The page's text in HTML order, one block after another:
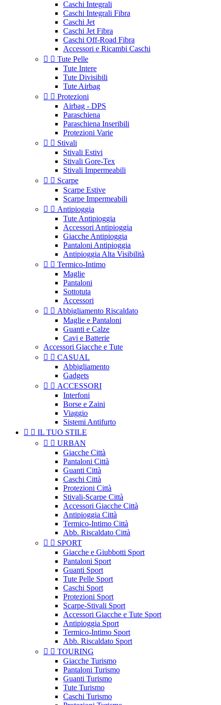
Caschi Integrali
Caschi Integrali Fibra
Caschi Jet
Caschi Jet Fibra
Caschi Off-Road Fibra
Accessori e Ricambi Caschi
  Tute Pelle
Tute Intere
Tute Divisibili
Tute Airbag
  Protezioni
Airbag - DPS
Paraschiena
Paraschiena Inseribili
Protezioni Varie
  Stivali
Stivali Estivi
Stivali Gore-Tex
Stivali Impermeabili
  Scarpe
Scarpe Estive
Scarpe Impermeabili
  Antipioggia
Tute Antipioggia
Accessori Antipioggia
Giacche Antipioggia
Pantaloni Antipioggia
Antipioggia Alta Visibilità
  Termico-Intimo
Maglie
Pantaloni
Sottotuta
Accessori
  Abbigliamento Riscaldato
Maglie e Pantaloni
Guanti e Calze
Cavi e Batterie
Accessori Giacche e Tute
  CASUAL
Abbigliamento
Gadgets
  ACCESSORI
Interfoni
Borse e Zaini
Viaggio
Sistemi Antifurto
  IL TUO STILE
  URBAN
Giacche Città
Pantaloni Città
Guanti Città
Caschi Città
Protezioni Città
Stivali-Scarpe Città
Accessori Giacche Città
Antipioggia Città
Termico-Intimo Città
Abb. Riscaldato Città
  SPORT
Giacche e Giubbotti Sport
Pantaloni Sport
Guanti Sport
Tute Pelle Sport
Caschi Sport
Protezioni Sport
Scarpe-Stivali Sport
Accessori Giacche e Tute Sport
Antipioggia Sport
Termico-Intimo Sport
Abb. Riscaldato Sport
  TOURING
Giacche Turismo
Pantaloni Turismo
Guanti Turismo
Tute Turismo
Caschi Turismo